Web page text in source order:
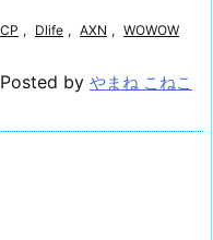
, Dlife , AXN , WOWOW
Posted by やまね こねこ